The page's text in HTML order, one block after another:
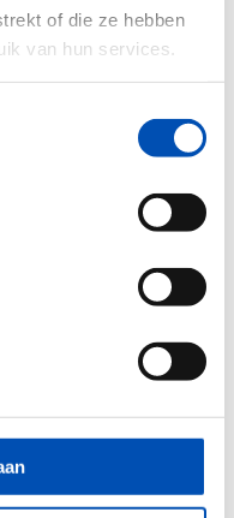
of die ze hebben
van hun services.
voorspelbare,
regels. Dat
procedures,
overheid die kiest
Alleen
het stikstofslot en
voortvarend aan te
uitgroeien tot dé
Met alle
van